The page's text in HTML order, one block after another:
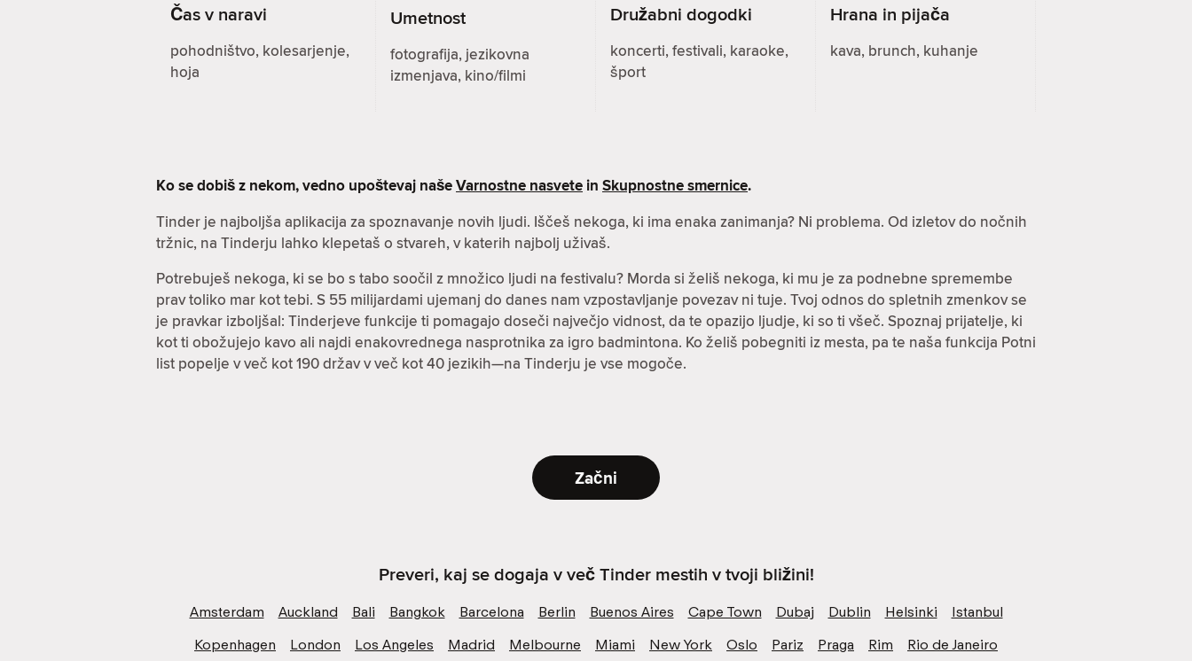
Čas v naravi
pohodništvo, kolesarjenje,
hoja
Umetnost
fotografija, jezikovna
izmenjava, kino/filmi
Družabni dogodki
koncerti, festivali, karaoke,
šport
Hrana in pijača
kava, brunch, kuhanje
Ko se dobiš z nekom, vedno upoštevaj našeVarnostne nasvete in Skupnostne smernice.
Tinder je najboljša aplikacija za spoznavanje novih ljudi. Iščeš nekoga, ki ima enaka zanimanja? Ni problema. Od izletov do nočnih
tržnic, na Tinderju lahko klepetaš o stvareh, v katerih najbolj uživaš.
Potrebuješ nekoga, ki se bo s tabo soočil z množico ljudi na festivalu? Morda si želiš nekoga, ki mu je za podnebne spremembe
prav toliko mar kot tebi. S 55 milijardami ujemanj do danes nam vzpostavljanje povezav ni tuje. Tvoj odnos do spletnih zmenkov se
je pravkar izboljšal: Tinderjeve funkcije ti pomagajo doseči največjo vidnost, da te opazijo ljudje, ki so ti všeč. Spoznaj prijatelje, ki
kot ti obožujejo kavo ali najdi enakovrednega nasprotnika za igro badmintona. Ko želiš pobegniti iz mesta, pa te naša funkcija Potni
list popelje v več kot 190 držav v več kot 40 jezikih—na Tinderju je vse mogoče.
Začni
Preveri, kaj se dogaja v več Tinder mestih v tvoji bližini!
Amsterdam Auckland Bali Bangkok Barcelona Berlin Buenos Aires Cape Town Dubaj Dublin Helsinki
Istanbul
Kopenhagen
London Los Angeles Madrid Melbourne Miami New York Oslo Pariz Praga Rim
Rio de Janeiro